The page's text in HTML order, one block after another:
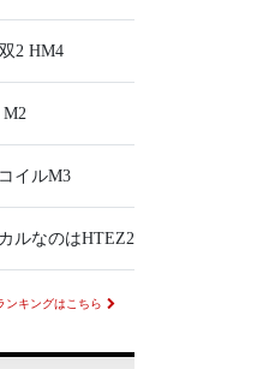
2 HM4
M2
イルM3
ルなのはHTEZ2
ンキングはこちら